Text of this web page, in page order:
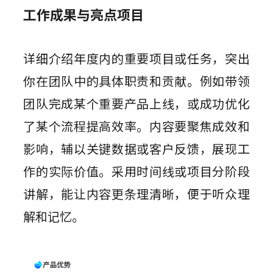
工作成果与亮点项目
详细介绍年度内的重要项目或任务，突出
你在团队中的具体职责和贡献。例如带领
团队完成某个重要产品上线，或成功优化
了某个流程提高效率。内容要聚焦成效和
影响，辅以关键数据或客户反馈，展现工
作的实际价值。采用时间线或项目分阶段
讲解，能让内容更条理清晰，便于听众理
解和记忆。